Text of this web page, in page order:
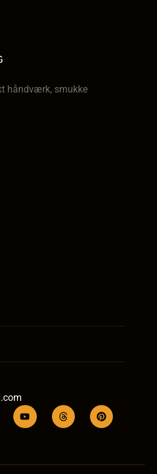
håndværk, smukke